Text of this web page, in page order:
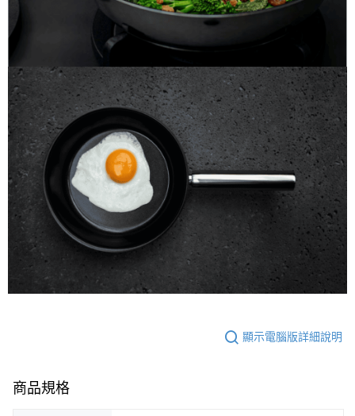
顯示電腦版詳細說明
商品規格